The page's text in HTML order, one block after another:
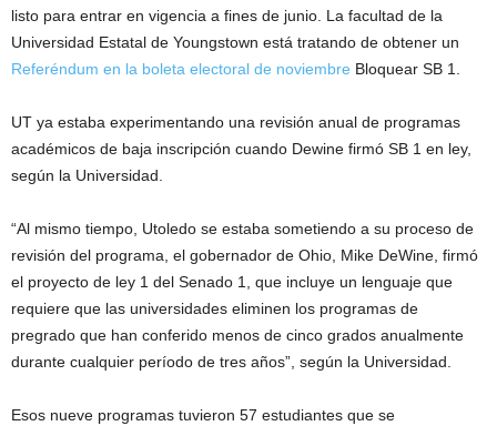
listo para entrar en vigencia a fines de junio. La facultad de la
Universidad Estatal de Youngstown está tratando de obtener un
Referéndum en la boleta electoral de noviembre Bloquear SB 1.
UT ya estaba experimentando una revisión anual de programas
académicos de baja inscripción cuando Dewine firmó SB 1 en ley,
según la Universidad.
“Al mismo tiempo, Utoledo se estaba sometiendo a su proceso de
revisión del programa, el gobernador de Ohio, Mike DeWine, firmó
el proyecto de ley 1 del Senado 1, que incluye un lenguaje que
requiere que las universidades eliminen los programas de
pregrado que han conferido menos de cinco grados anualmente
durante cualquier período de tres años”, según la Universidad.
Esos nueve programas tuvieron 57 estudiantes que se